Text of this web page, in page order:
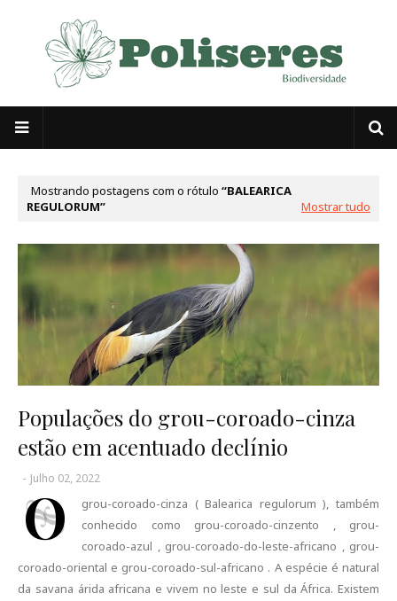
Mostrando postagens com o rótulo
BALEARICA
REGULORUM
Mostrar tudo
Populações do grou-coroado-cinza
estão em acentuado declínio
- Julho 02, 2022
O
grou-coroado-cinza ( Balearica regulorum ), também
conhecido como grou-coroado-cinzento , grou-
coroado-azul , grou-coroado-do-leste-africano , grou-
coroado-oriental e grou-coroado-sul-africano . A espécie é natural
da savana árida africana e vivem no leste e sul da África. Existem